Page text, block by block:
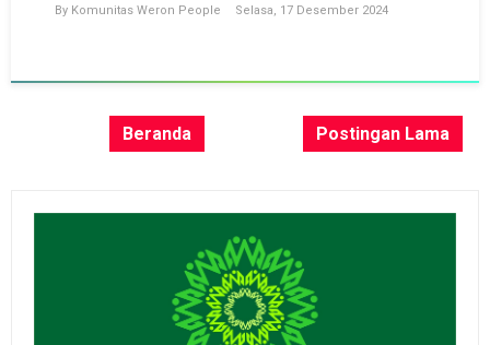
By Komunitas Weron People Selasa, 17 Desember 2024
Postingan Lama
Beranda